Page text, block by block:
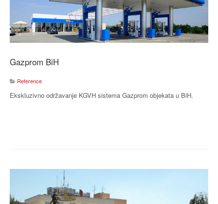
Gazprom BiH
Reference
Ekskluzivno održavanje KGVH sistema Gazprom objekata u BiH.